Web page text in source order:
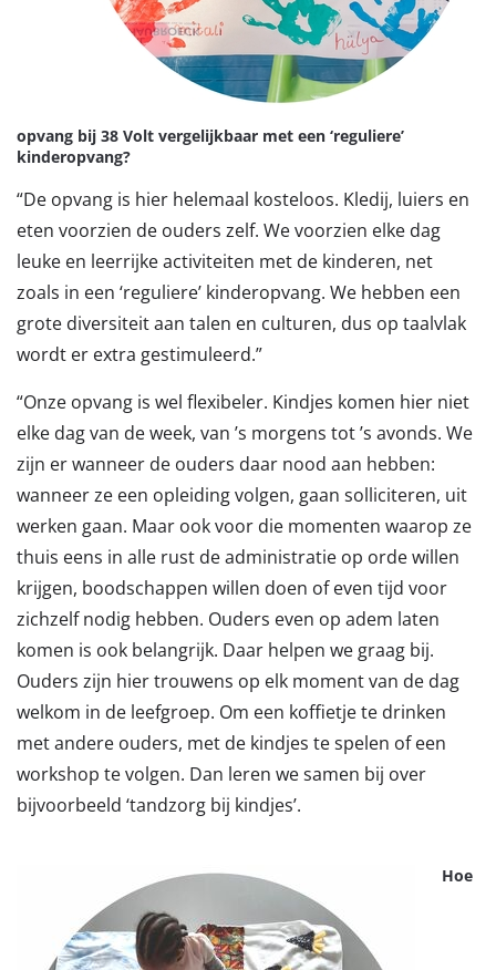
opvang bij 38 Volt vergelijkbaar met een ‘reguliere’
kinderopvang?
“De opvang is hier helemaal kosteloos. Kledij, luiers en
eten voorzien de ouders zelf. We voorzien elke dag
leuke en leerrijke activiteiten met de kinderen, net
zoals in een ‘reguliere’ kinderopvang. We hebben een
grote diversiteit aan talen en culturen, dus op taalvlak
wordt er extra gestimuleerd.”
“Onze opvang is wel flexibeler. Kindjes komen hier niet
elke dag van de week, van ’s morgens tot ’s avonds. We
zijn er wanneer de ouders daar nood aan hebben:
wanneer ze een opleiding volgen, gaan solliciteren, uit
werken gaan. Maar ook voor die momenten waarop ze
thuis eens in alle rust de administratie op orde willen
krijgen, boodschappen willen doen of even tijd voor
zichzelf nodig hebben. Ouders even op adem laten
komen is ook belangrijk. Daar helpen we graag bij.
Ouders zijn hier trouwens op elk moment van de dag
welkom in de leefgroep. Om een koffietje te drinken
met andere ouders, met de kindjes te spelen of een
workshop te volgen. Dan leren we samen bij over
bijvoorbeeld ‘tandzorg bij kindjes’.
Hoe